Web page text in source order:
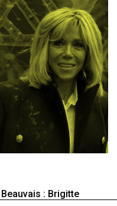
: Brigitte